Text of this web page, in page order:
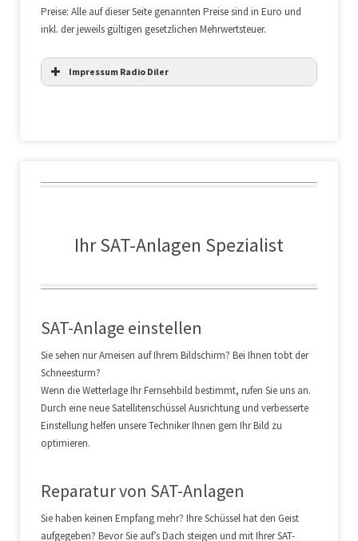
Preise: Alle auf dieser Seite genannten Preise sind in Euro und
inkl. der jeweils gültigen gesetzlichen Mehrwertsteuer.
Impressum Radio Diler
Ihr SAT-Anlagen Spezialist
SAT-Anlage einstellen
Sie sehen nur Ameisen auf Ihrem Bildschirm? Bei Ihnen tobt der
Schneesturm?
Wenn die Wetterlage Ihr Fernsehbild bestimmt, rufen Sie uns an.
Durch eine neue Satellitenschüssel Ausrichtung und verbesserte
Einstellung helfen unsere Techniker Ihnen gern Ihr Bild zu
optimieren.
Reparatur von SAT-Anlagen
Sie haben keinen Empfang mehr? Ihre Schüssel hat den Geist
aufgegeben? Bevor Sie auf’s Dach steigen und mit Ihrer SAT-